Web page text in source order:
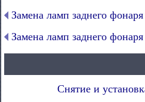
Замена ламп заднего
Замена ламп заднего
Снятие и